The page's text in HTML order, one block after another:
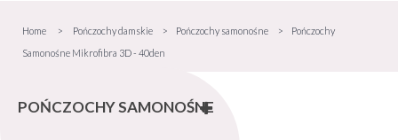
Home > Pończochy damskie > Pończochy samonośne >
Pończochy
Samonośne Mikrofibra 3D - 40den
POŃCZOCHY SAMONOŚNE